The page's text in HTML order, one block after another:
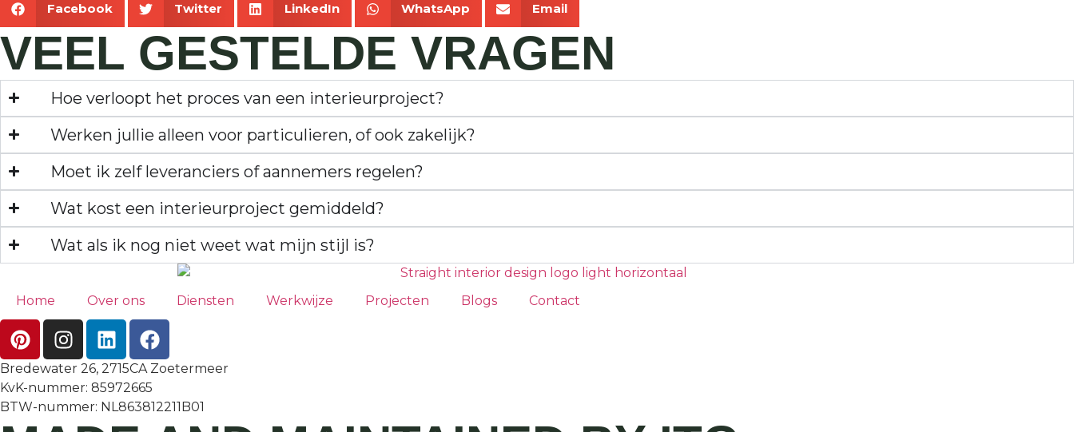
Facebook Twitter LinkedIn WhatsApp Email
VEEL GESTELDE VRAGEN
Hoe verloopt het proces van een interieurproject?
Werken jullie alleen voor particulieren, of ook zakelijk?
Moet ik zelf leveranciers of aannemers regelen?
Wat kost een interieurproject gemiddeld?
Wat als ik nog niet weet wat mijn stijl is?
Home Over ons Diensten Werkwijze Projecten Blogs Contact
Bredewater 26, 2715CA Zoetermeer
KvK-nummer: 85972665
BTW-nummer: NL863812211B01